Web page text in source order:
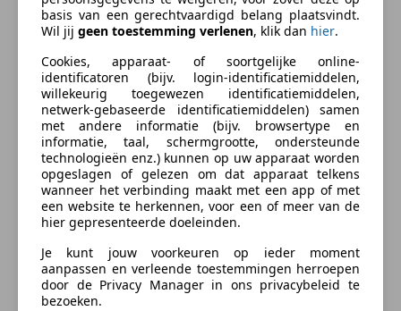
Achterbank in delen neerklapbaar
Bestuurdersstoel in hoogte verstelbaar
Hoofdsteunen voor
Lendesteunen (verstelbaar)
Passagiersstoel in hoogte verstelbaar
Verstelbare stuurkolom
Exterieur
Buitenspiegels verwarmbaar
Bumpers in carrosseriekleur
Autoverzekering van de
INDEPENDER
Bereken je premie
Kenteken
Bereken nu
Something went wrong
basis van een gerechtvaardigd belang plaatsvindt.
Wil jij geen toestemming verlenen, klik dan hier.
Cookies, apparaat- of soortgelijke online-
identificatoren (bijv. login-identificatiemiddelen,
willekeurig toegewezen identificatiemiddelen,
netwerk-gebaseerde identificatiemiddelen) samen
met andere informatie (bijv. browsertype en
informatie, taal, schermgrootte, ondersteunde
technologieën enz.) kunnen op uw apparaat worden
opgeslagen of gelezen om dat apparaat telkens
wanneer het verbinding maakt met een app of met
een website te herkennen, voor een of meer van de
hier gepresenteerde doeleinden.
Je kunt jouw voorkeuren op ieder moment
aanpassen en verleende toestemmingen herroepen
door de Privacy Manager in ons privacybeleid te
bezoeken.